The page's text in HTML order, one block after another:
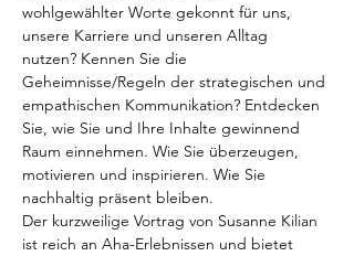
wohlgewählter Worte gekonnt für uns,
unsere Karriere und unseren Alltag
nutzen? Kennen Sie die
Geheimnisse/Regeln der strategischen und
empathischen Kommunikation? Entdecken
Sie, wie Sie und Ihre Inhalte gewinnend
Raum einnehmen. Wie Sie überzeugen,
motivieren und inspirieren. Wie Sie
nachhaltig präsent bleiben.
Der kurzweilige Vortrag von Susanne Kilian
ist reich an Aha-Erlebnissen und bietet